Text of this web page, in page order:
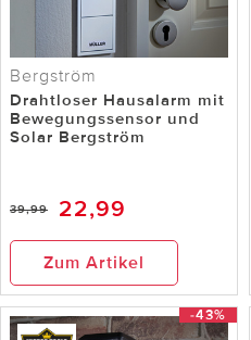
Bergström
Drahtloser Hausalarm mit
Bewegungssensor und
Solar Bergström
39,99 22,99
Zum Artikel
-43%